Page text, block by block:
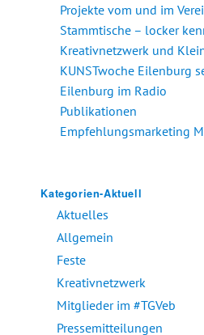
Projekte vom und im
Stammtische – locker
Kreativnetzwerk und
KUNSTwoche Eilenburg
Eilenburg im Radio
Publikationen
Empfehlungsmarketing
Kategorien-Aktuell
Aktuelles
Allgemein
Feste
Kreativnetzwerk
Mitglieder im #TGVeb
Pressemitteilungen